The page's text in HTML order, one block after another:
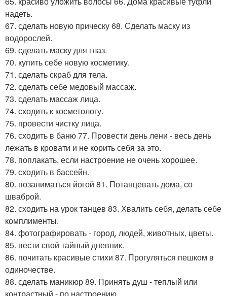
надеть.
67. сделать новую прическу 68. Сделать маску из
водорослей.
69. сделать маску для глаз.
70. купить себе новую косметику.
71. сделать скраб для тела.
72. сделать себе медовый массаж.
73. сделать массаж лица.
74. сходить к косметологу.
75. провести чистку лица.
76. сходить в баню 77. Провести день лени - весь день
лежать в кровати и не корить себя за это.
78. поплакать, если настроение не очень хорошее.
79. сходить в бассейн.
80. позаниматься йогой 81. Потанцевать дома, со
шваброй.
82. сходить на урок танцев 83. Хвалить себя, делать себе
комплименты.
84. фотографировать - город, людей, животных, цветы.
85. вести свой тайный дневник.
86. почитать красивые стихи 87. Прогуляться пешком в
одиночестве.
88. сделать маникюр 89. Принять душ - теплый или
контрастный - по настроению.